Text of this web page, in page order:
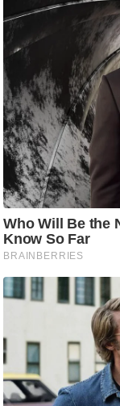
म
म
यि
क
मा
तृ
भू
मि
स्तं
भ
आ
र
.